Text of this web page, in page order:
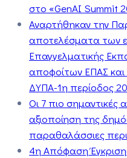
στο «GenAI Summit
Αναρτήθηκαν την
αποτελέσματα των
Επαγγελματικής
αποφοίτων ΕΠΑΣ
ΔΥΠΑ-1η περίοδος
Οι 7 πιο σημαντικές
αξιοποίηση της
παραθαλάσσιες
4η Απόφαση